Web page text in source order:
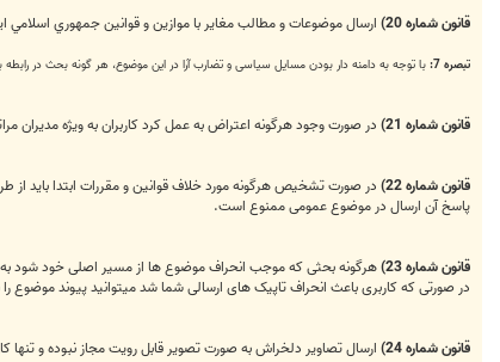
قانون شماره 20) ارسال موضوعات و مطالب مغایر با موازین و قوانين جمهوري اسلامي
تبصره 7: با توجه به دامنه دار بودن مسایل سیاسی و تضارب آرا در این موضوع، هر گونه بحث در
قانون شماره 21) در صورت وجود هرگونه اعتراض به عمل کرد کاربران به ویژه
قانون شماره 22)
در صورت تشخیص هرگونه مورد خلاف قوانین و مقررات ابتدا باید
پاسخ آن ارسال در موضوع عمومی ممنوع است.
قانون شماره 23)
هرگونه بحثی‌ که موجب انحراف موضوع ها از مسیر اصلی‌ خود شود
در صورتی‌ که کاربری باعث انحراف تاپیک های ارسالی‌ شما شد میتوانید پیوند موضوع را
قانون شماره 24) ارسال تصاوير دلخراش به صورت تصوير قابل رويت مجاز نبوده و تنها